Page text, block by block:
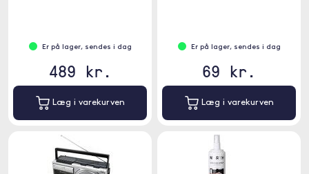
Er på lager, sendes i dag
489 kr.
Læg i varekurven
Er på lager, sendes i dag
69 kr.
Læg i varekurven